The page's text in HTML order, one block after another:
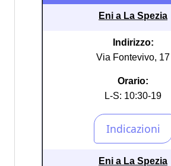
Eni a La Spezia
Indirizzo:
Via Fontevivo, 17
Orario:
L-S: 10:30-19
Eni a La Spezia